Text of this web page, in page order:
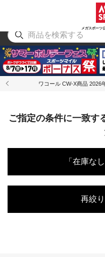
メガスポーツ
アウトドア
ワコール CW-X商品 2026
ご指定の条件に一致す
「在庫な
再絞